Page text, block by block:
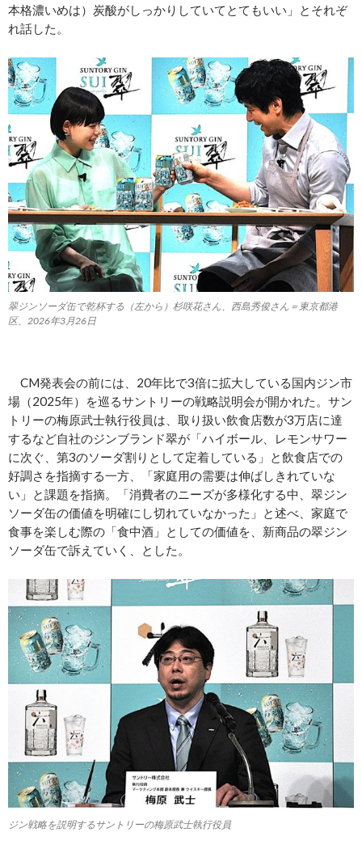
本格濃いめは）炭酸がしっかりしていてとてもいい」とそれぞ
れ話した。
翠ジンソーダ缶で乾杯する（左から）杉咲花さん、西島秀俊さん＝東京都港
区、2026年3月26日
CM発表会の前には、20年比で3倍に拡大している国内ジン市
場（2025年）を巡るサントリーの戦略説明会が開かれた。サン
トリーの梅原武士執行役員は、取り扱い飲食店数が3万店に達
するなど自社のジンブランド翠が「ハイボール、レモンサワー
に次ぐ、第3のソーダ割りとして定着している」と飲食店での
好調さを指摘する一方、「家庭用の需要は伸ばしきれていな
い」と課題を指摘。「消費者のニーズが多様化する中、翠ジン
ソーダ缶の価値を明確にし切れていなかった」と述べ、家庭で
食事を楽しむ際の「食中酒」としての価値を、新商品の翠ジン
ソーダ缶で訴えていく、とした。
ジン戦略を説明するサントリーの梅原武士執行役員